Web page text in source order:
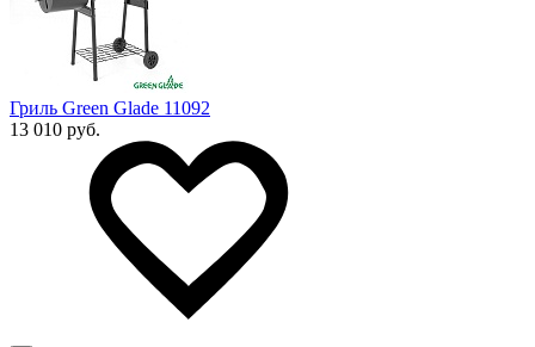
Гриль Green Glade 11092
13 010 руб.